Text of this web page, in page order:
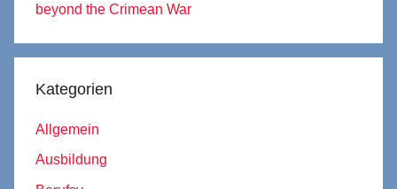
beyond the Crimean War
Kategorien
Allgemein
Ausbildung